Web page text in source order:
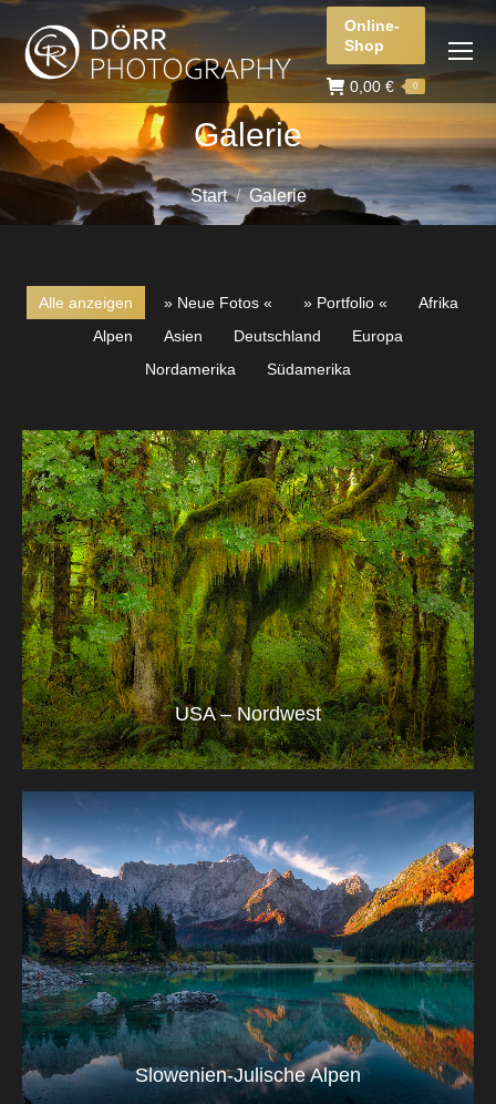
Online-
Shop
0,00 € 0
Galerie
Sie befinden sich hier:
Start Galerie
Alle anzeigen » Neue Fotos « » Portfolio «
Afrika
Alpen
Asien Deutschland
Europa
Nordamerika
Südamerika
USA – Nordwest
Slowenien-Julische Alpen